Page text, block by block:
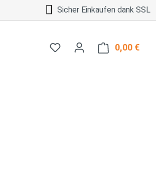
Sicher Einkaufen dank SSL
0,00 €